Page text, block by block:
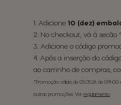
1. Adicione 10 (dez)
2. No checkout, vá à secão
3. Adicione o código
4. Após a inserção do
ao carrinho de compras,
*Promoção válida de 05.05.26 às 09h00
outras promoções. Ver regulamento